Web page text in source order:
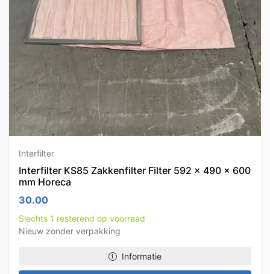
Interfilter
Interfilter KS85 Zakkenfilter Filter 592 x 490 x 600
mm Horeca
30.00
Slechts 1 resterend op voorraad
Nieuw zonder verpakking
Informatie